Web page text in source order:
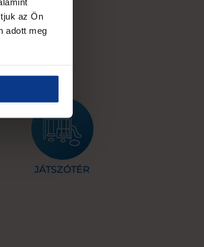
az Ön
adott meg
JÁTSZÓTÉR